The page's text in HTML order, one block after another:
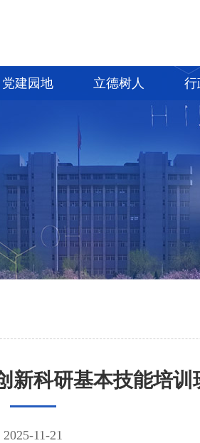
党建园地 立德树人 行
新科研基本技能培训
2025-11-21